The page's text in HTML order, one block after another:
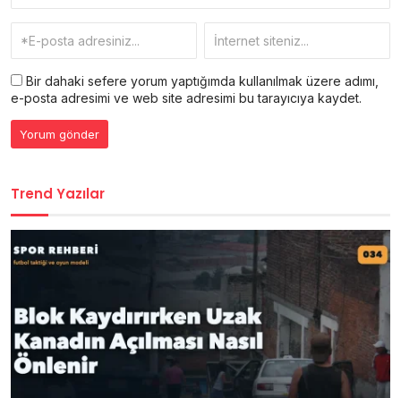
Bir dahaki sefere yorum yaptığımda kullanılmak üzere adımı,
e-posta adresimi ve web site adresimi bu tarayıcıya kaydet.
Trend Yazılar